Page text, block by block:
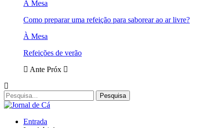
À Mesa
Como preparar uma refeição para saborear ao ar livre?
À Mesa
Refeições de verão
Ante Próx
Entrada